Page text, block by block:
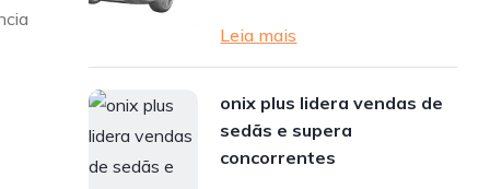
Leia mais
onix plus lidera vendas de
sedãs e supera
concorrentes